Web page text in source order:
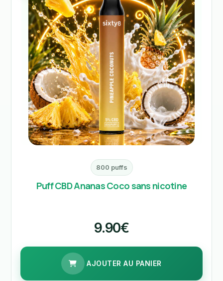
800 puffs
Puff CBD Ananas Coco sans nicotine
9.90€
AJOUTER AU PANIER